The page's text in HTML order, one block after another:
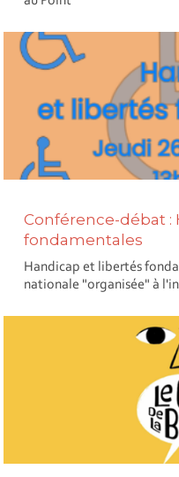
Conférence-débat :
fondamentales
Handicap et libertés
nationale "organisée" à